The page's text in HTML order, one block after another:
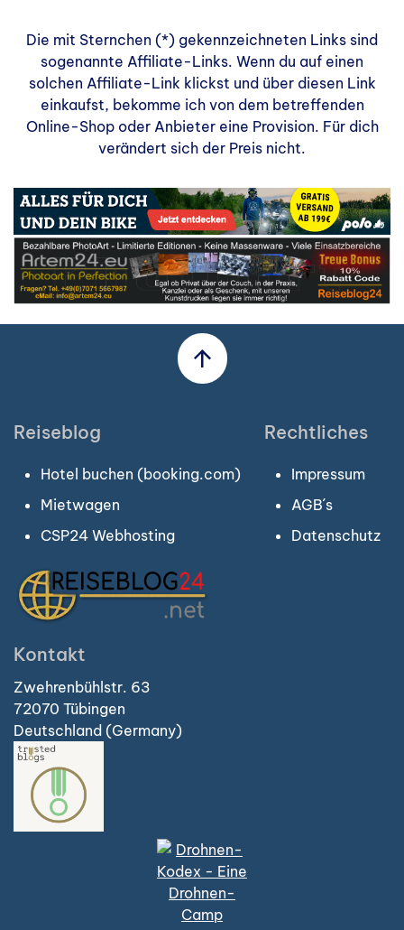
Die mit Sternchen (*) gekennzeichneten Links sind
sogenannte Affiliate-Links. Wenn du auf einen
solchen Affiliate-Link klickst und über diesen Link
einkaufst, bekomme ich von dem betreffenden
Online-Shop oder Anbieter eine Provision. Für dich
verändert sich der Preis nicht.
Kontakt
Zwehrenbühlstr. 63
72070 Tübingen
Deutschland (Germany)
Reiseblog
Hotel buchen (booking.com)
Mietwagen
CSP24 Webhosting
Rechtliches
Impressum
AGB´s
Datenschutz